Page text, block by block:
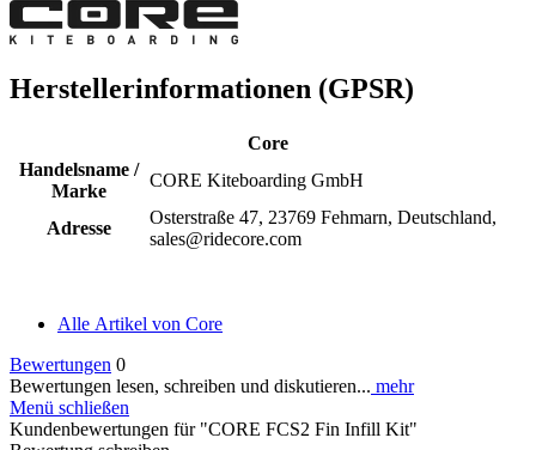
Herstellerinformationen (GPSR)
Core
Handelsname /
Marke
CORE Kiteboarding GmbH
Adresse
Osterstraße 47, 23769 Fehmarn, Deutschland,
sales@ridecore.com
Alle Artikel von Core
Bewertungen 0
Bewertungen lesen, schreiben und diskutieren... mehr
Menü schließen
Kundenbewertungen für "CORE FCS2 Fin Infill Kit"